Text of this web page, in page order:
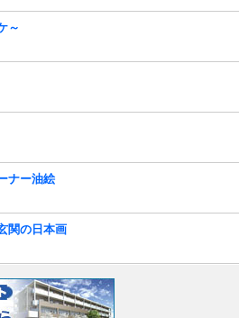
～
ナー油絵
関の日本画